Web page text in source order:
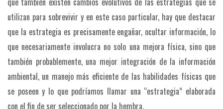
utilizan para sobrevivir y en este caso particular, hay que destacar
que la estrategia es precisamente engañar, ocultar información, lo
que necesariamente involucra no solo una mejora física, sino que
también probablemente, una mejor integración de la información
ambiental, un manejo más eficiente de las habilidades físicas que
se poseen y lo que podríamos llamar una “estrategia” elaborada
con el fin de ser seleccionado por la hembra.